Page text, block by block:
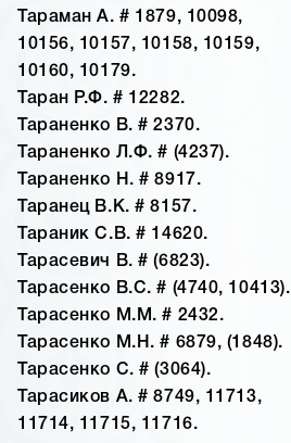
Тараман А. # 1879, 10098,
10156, 10157, 10158, 10159,
10160, 10179.
Таран Р.Ф. # 12282.
Тараненко В. # 2370.
Тараненко Л.Ф. # (4237).
Тараненко Н. # 8917.
Таранец В.К. # 8157.
Тараник С.В. # 14620.
Тарасевич В. # (6823).
Тарасенко В.С. # (4740, 10413).
Тарасенко М.М. # 2432.
Тарасенко М.Н. # 6879, (1848).
Тарасенко С. # (3064).
Тарасиков А. # 8749, 11713,
11714, 11715, 11716.